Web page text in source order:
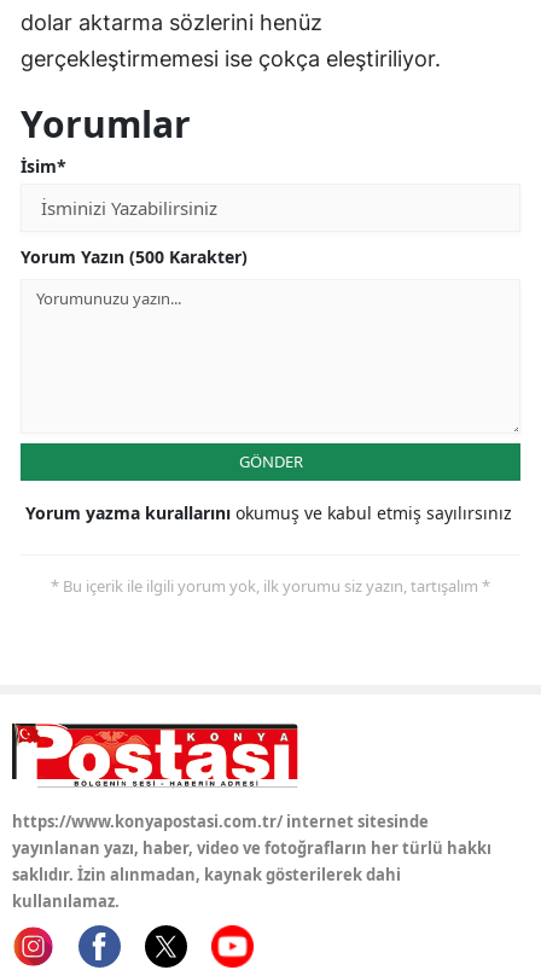
dolar aktarma sözlerini henüz
gerçekleştirmemesi ise çokça eleştiriliyor.
Yorumlar
İsim*
Yorum Yazın (500 Karakter)
GÖNDER
Yorum yazma kurallarını okumuş ve kabul etmiş sayılırsınız
* Bu içerik ile ilgili yorum yok, ilk yorumu siz yazın, tartışalım *
https://www.konyapostasi.com.tr/ internet sitesinde
yayınlanan yazı, haber, video ve fotoğrafların her türlü hakkı
saklıdır. İzin alınmadan, kaynak gösterilerek dahi
kullanılamaz.